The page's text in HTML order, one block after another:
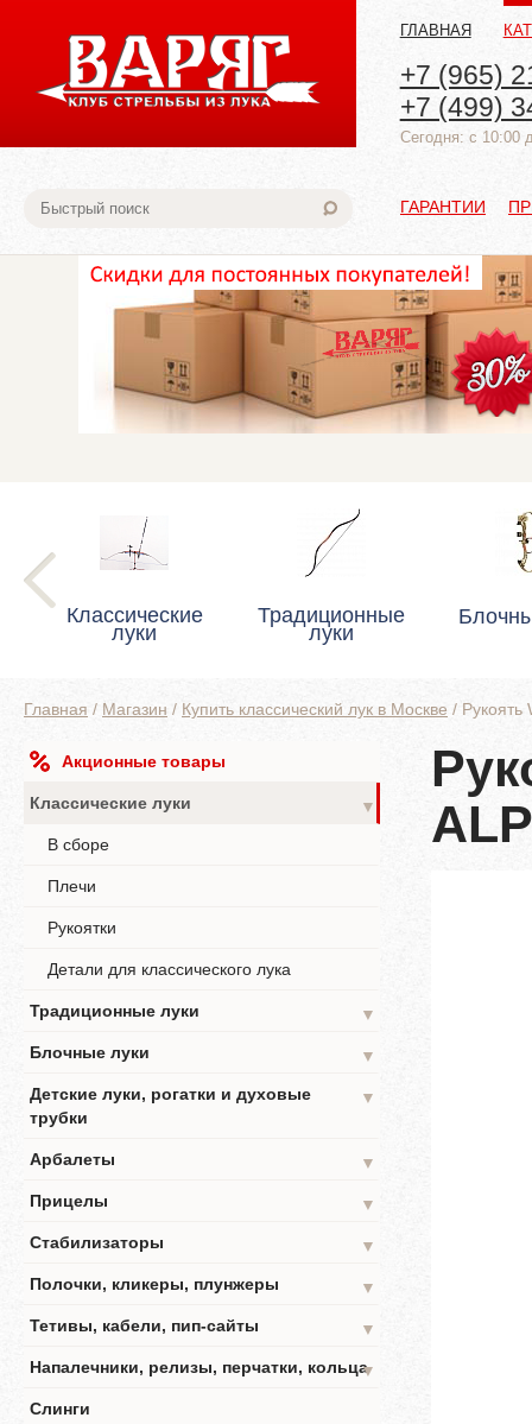
ГЛАВНАЯ
+7 (965)
+7 (499)
Cегодня: с 10:00
ГАРАНТИИ
Классические
луки
Традиционные
луки
Главная / Магазин / Купить классический лук в Москве / Рукоять
Акционные товары
Классические луки
▼
В сборе
Плечи
Рукоятки
Детали для классического лука
Традиционные луки
▼
Блочные луки
▼
Детские луки, рогатки и духовые
трубки
▼
Арбалеты
▼
Прицелы
▼
Стабилизаторы
▼
Полочки, кликеры, плунжеры
▼
Тетивы, кабели, пип-сайты
▼
Напалечники, релизы, перчатки, кольца▼
Слинги